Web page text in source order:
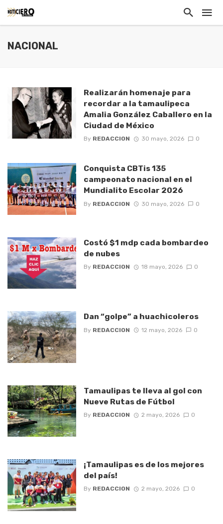
NACIONAL
Realizarán homenaje para
recordar a la tamaulipeca
Amalia González Caballero en la
Ciudad de México
By REDACCION 30 mayo, 2026 0
Conquista CBTis 135
campeonato nacional en el
Mundialito Escolar 2026
By REDACCION 30 mayo, 2026 0
Costó $1 mdp cada bombardeo
de nubes
By REDACCION 18 mayo, 2026 0
Dan “golpe” a huachicoleros
By REDACCION 12 mayo, 2026 0
Tamaulipas te lleva al gol con
Nueve Rutas de Fútbol
By REDACCION 2 mayo, 2026 0
¡Tamaulipas es de los mejores
del país!
By REDACCION 2 mayo, 2026 0